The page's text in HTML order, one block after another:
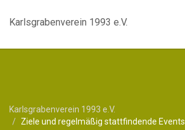
Karlsgrabenverein 1993 e.V.
Karlsgrabenverein 1993 e.V.
Ziele und regelmäßig stattfindende Events